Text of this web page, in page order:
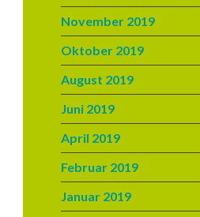
November 2019
Oktober 2019
August 2019
Juni 2019
April 2019
Februar 2019
Januar 2019